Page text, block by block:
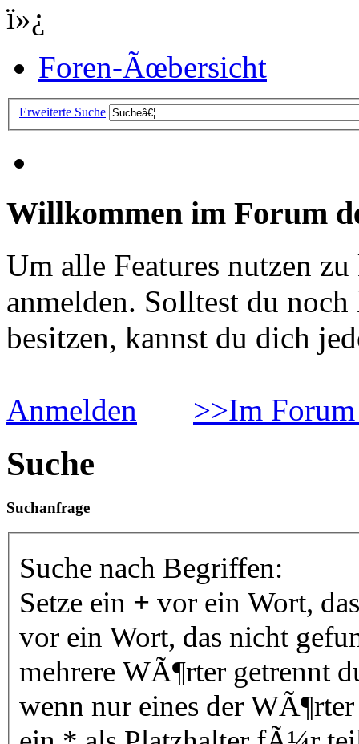
ï»¿
Foren-Ãœbersicht
Erweiterte Suche
Willkommen im Forum
Um alle Features nutzen
anmelden. Solltest du
besitzen, kannst du dich
Anmelden >>Im
Suche
Suchanfrage
Suche nach Begriffen:
Setze ein + vor ein Wort,
vor ein Wort, das nicht
mehrere WÃ¶rter getrennt
wenn nur eines der